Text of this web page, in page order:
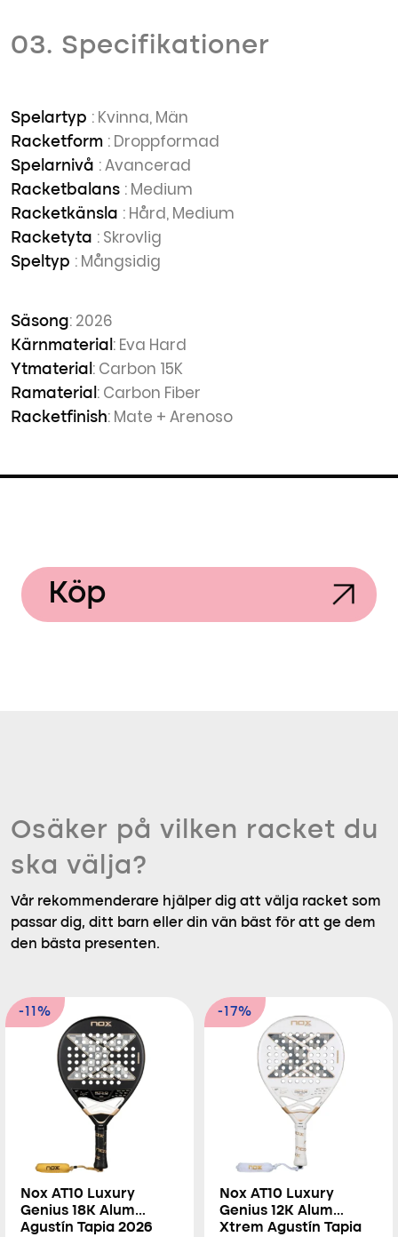
03. Specifikationer
Spelartyp : Kvinna, Män
Racketform : Droppformad
Spelarnivå : Avancerad
Racketbalans : Medium
Racketkänsla : Hård, Medium
Racketyta : Skrovlig
Speltyp : Mångsidig
Säsong: 2026
Kärnmaterial : Eva Hard
Ytmaterial : Carbon 15K
Ramaterial : Carbon Fiber
Racketfinish: Mate + Arenoso
Köp
Osäker på vilken racket du
ska välja?
Vår rekommenderare hjälper dig att välja racket som
passar dig, ditt barn eller din vän bäst för att ge dem
den bästa presenten.
-11%
Nox AT10 Luxury
Genius 18K Alum
Agustín Tapia 2026
-17%
Nox AT10 Luxury
Genius 12K Alum
Xtrem Agustín Tapia